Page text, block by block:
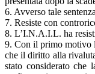
6. Avverso tale
7. Resiste con
8. L’I.N.A.I.L. ha
9. Con il primo motivo
che il diritto alla
stato considerato che